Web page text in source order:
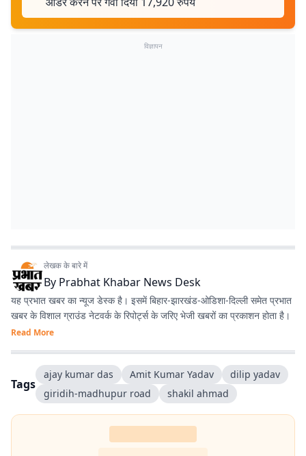
विज्ञापन
लेखक के बारे में
By Prabhat Khabar News Desk
यह प्रभात खबर का न्यूज डेस्क है। इसमें बिहार-झारखंड-ओडिशा-दिल्‍ली समेत प्रभात
खबर के विशाल ग्राउंड नेटवर्क के रिपोर्ट्स के जरिए भेजी खबरों का प्रकाशन होता है।
Read More
Tags
ajay kumar das Amit Kumar Yadav
dilip yadav
giridih-madhupur road
shakil ahmad